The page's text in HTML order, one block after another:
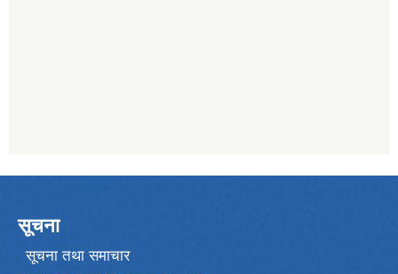
सूचना
सूचना तथा समाचार